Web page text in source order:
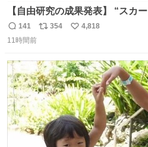
【自由研究の成果発表】 “スカ
が、岡澤恋によって270°までな
ことが証明された！”
返
信
141
リ
ト
数
354
い
数
4,818
11時間前